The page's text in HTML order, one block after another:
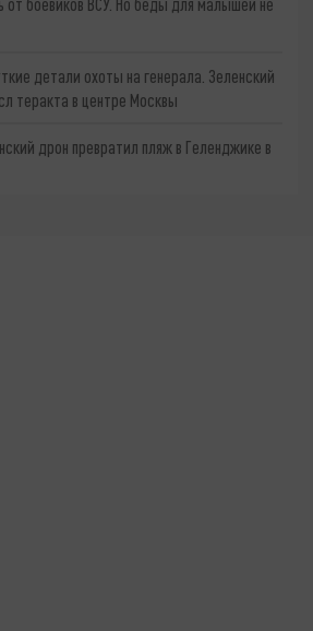
детали охоты на генерала. Зеленский
теракта в центре Москвы
дрон превратил пляж в Геленджике в